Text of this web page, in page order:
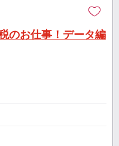
のお仕事！データ編